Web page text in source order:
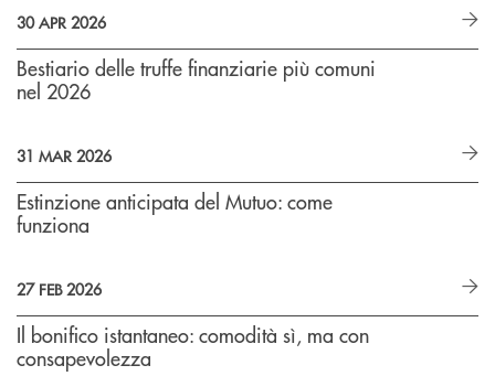
30 APR 2026
Bestiario delle truffe finanziarie più comuni
nel 2026
31 MAR 2026
Estinzione anticipata del Mutuo: come
funziona
27 FEB 2026
Il bonifico istantaneo: comodità sì, ma con
consapevolezza